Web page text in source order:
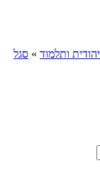
ותלמוד » סגל